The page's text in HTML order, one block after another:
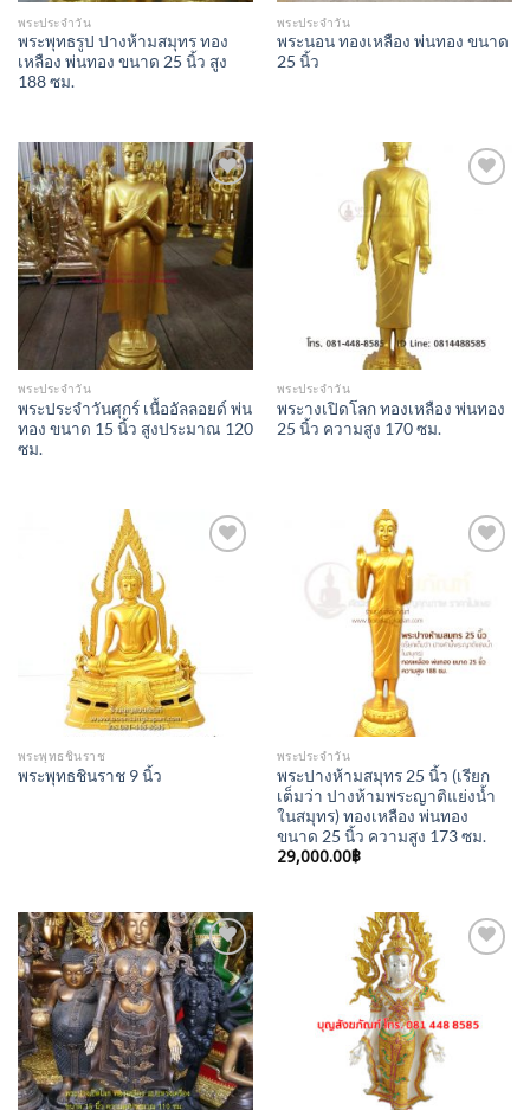
พระประจำวัน
พระพุทธรูป ปางห้ามสมุทร ทอง
เหลือง พ่นทอง ขนาด 25 นิ้ว สูง
188 ซม.
พระประจำวัน
พระนอน ทองเหลือง พ่นทอง ขนาด
25 นิ้ว
Add to
Wishlist
พระประจำวัน
พระประจำวันศุกร์ เนื้ออัลลอยด์ พ่น
ทอง ขนาด 15 นิ้ว สูงประมาณ 120
ซม.
พระประจำวัน
พระางเปิดโลก ทองเหลือง พ่นทอง
25 นิ้ว ความสูง 170 ซม.
พระพุทธชินราช
พระพุทธชินราช 9 นิ้ว
พระประจำวัน
พระปางห้ามสมุทร 25 นิ้ว (เรียก
เต็มว่า ปางห้ามพระญาติแย่งน้ำ
ในสมุทร) ทองเหลือง พ่นทอง
ขนาด 25 นิ้ว ความสูง 173 ซม.
29,000.00฿
Add to
Wishlist